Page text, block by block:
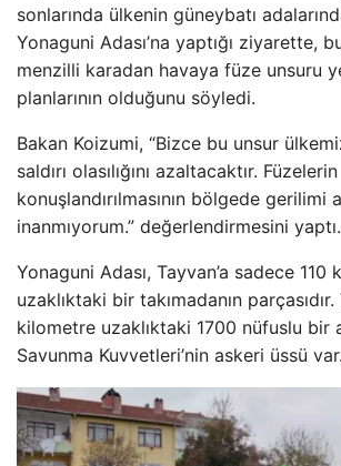
sonlarında ülkenin güneybatı
Yonaguni Adası’na yaptığı ziyarette,
menzilli karadan havaya füze unsuru
planlarının olduğunu söyledi.
Bakan Koizumi, “Bizce bu unsur
saldırı olasılığını azaltacaktır. Füzelerin
konuşlandırılmasının bölgede gerilimi
inanmıyorum.” değerlendirmesini yaptı.
Yonaguni Adası, Tayvan’a sadece 110
uzaklıktaki bir takımadanın
kilometre uzaklıktaki 1700 nüfuslu bir
Savunma Kuvvetleri’nin askeri üssü var.